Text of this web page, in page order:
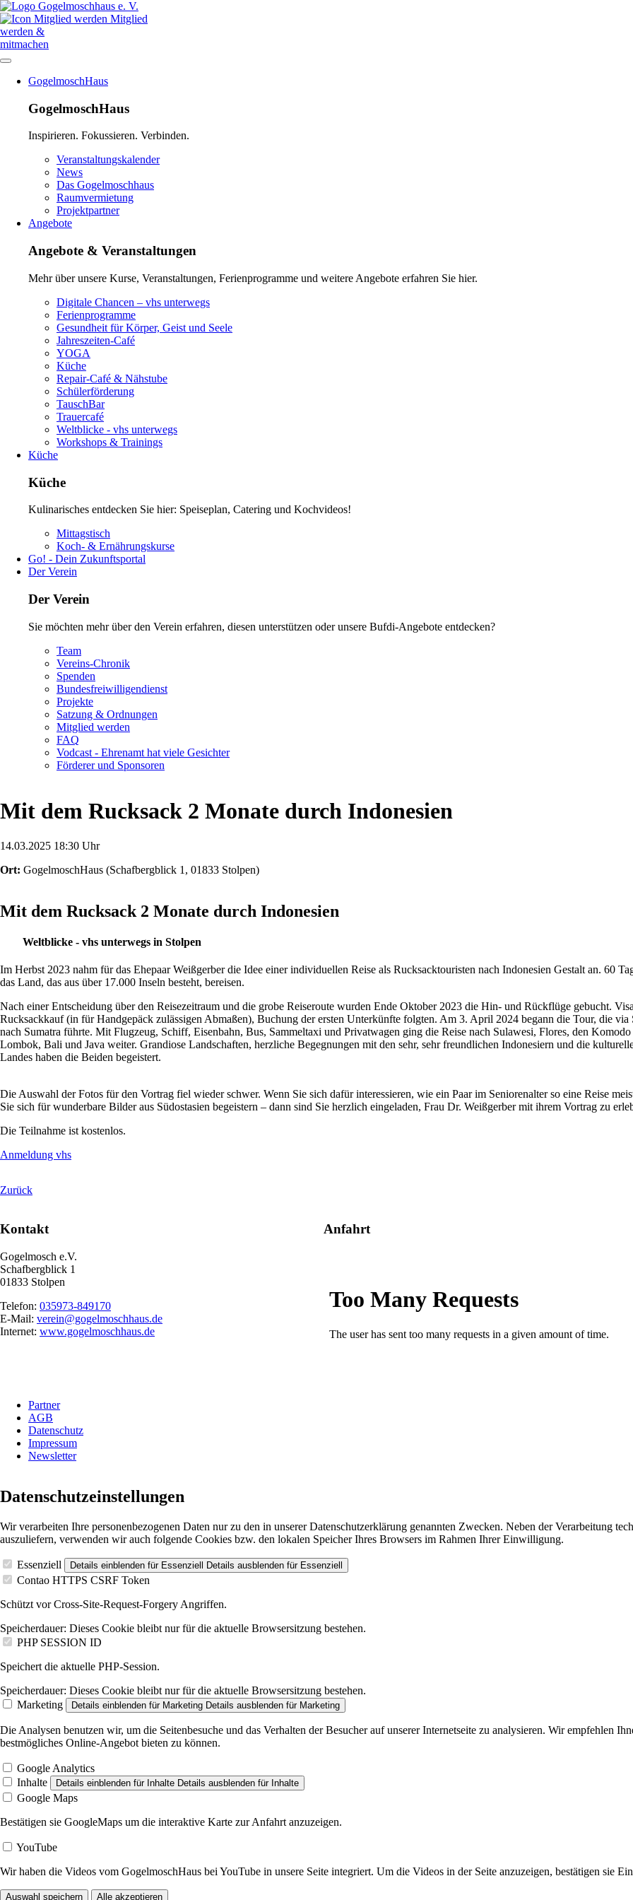
Mitglied
werden &
mitmachen
überspringenGogelmoschHaus
GogelmoschHaus
Inspirieren. Fokussieren. Verbinden.
Navigation
überspringen
Veranstaltungskalender
News
Das Gogelmoschhaus
Raumvermietung
Projektpartner
Angebote
Angebote & Veranstaltungen
Mehr über unsere Kurse, Veranstaltungen, Ferienprogramme und weitere Angebote erfahren Sie hier.
Navigation
überspringen
Digitale Chancen – vhs unterwegs
Ferienprogramme
Gesundheit für Körper, Geist und Seele
Jahreszeiten-Café
YOGA
Küche
Repair-Café & Nähstube
Schülerförderung
TauschBar
Trauercafé
Weltblicke - vhs unterwegs
Workshops & Trainings
Küche
Küche
Kulinarisches entdecken Sie hier: Speiseplan, Catering und Kochvideos!
Navigation
überspringen
Mittagstisch
Koch- & Ernährungskurse
Go! - Dein Zukunftsportal
Der Verein
Der Verein
Sie möchten mehr über den Verein erfahren, diesen unterstützen oder unsere Bufdi-Angebote entdecken?
Navigation
überspringen
Team
Vereins-Chronik
Spenden
Bundesfreiwilligendienst
Projekte
Satzung & Ordnungen
Mitglied werden
FAQ
Vodcast - Ehrenamt hat viele Gesichter
Förderer und Sponsoren
Mit dem Rucksack 2 Monate durch Indonesien
14.03.2025 18:30 Uhr
Ort: GogelmoschHaus (Schafbergblick 1, 01833 Stolpen)
Mit dem Rucksack 2 Monate durch Indonesien
Weltblicke - vhs unterwegs in Stolpen
Im Herbst 2023 nahm für das Ehepaar Weißgerber die Idee einer individuellen Reise als Rucksacktouristen nach Indonesien Gestalt an. 60
das Land, das aus über 17.000 Inseln besteht, bereisen.
Nach einer Entscheidung über den Reisezeitraum und die grobe Reiseroute wurden Ende Oktober 2023 die Hin- und Rückflüge gebucht.
Rucksackkauf (in für Handgepäck zulässigen Abmaßen), Buchung der ersten Unterkünfte folgten. Am 3. April 2024 begann die Tour, die via
nach Sumatra führte. Mit Flugzeug, Schiff, Eisenbahn, Bus, Sammeltaxi und Privatwagen ging die Reise nach Sulawesi, Flores, den
Lombok, Bali und Java weiter. Grandiose Landschaften, herzliche Begegnungen mit den sehr, sehr freundlichen Indonesiern und die
Landes haben die Beiden begeistert.
Die Auswahl der Fotos für den Vortrag fiel wieder schwer. Wenn Sie sich dafür interessieren, wie ein Paar im Seniorenalter so eine Reise
Sie sich für wunderbare Bilder aus Südostasien begeistern – dann sind Sie herzlich eingeladen, Frau Dr. Weißgerber mit ihrem Vortrag zu
Die Teilnahme ist kostenlos.
Anmeldung vhs
Zurück
Kontakt
Gogelmosch e.V.
Schafbergblick 1
01833 Stolpen
Telefon: 035973-849170
E-Mail: verein@gogelmoschhaus.de
Internet: www.gogelmoschhaus.de
überspringen
Partner
AGB
Datenschutz
Impressum
Newsletter
Anfahrt
Datenschutzeinstellungen
Wir verarbeiten Ihre personenbezogenen Daten nur zu den in unserer Datenschutzerklärung genannten Zwecken. Neben der Verarbeitung
auszuliefern, verwenden wir auch folgende Cookies bzw. den lokalen Speicher Ihres Browsers im Rahmen Ihrer Einwilligung.
Essenziell Details einblenden für Essenziell Details ausblenden für Essenziell
Contao HTTPS CSRF Token
Schützt vor Cross-Site-Request-Forgery Angriffen.
Speicherdauer: Dieses Cookie bleibt nur für die aktuelle Browsersitzung bestehen.
PHP SESSION ID
Speichert die aktuelle PHP-Session.
Speicherdauer: Dieses Cookie bleibt nur für die aktuelle Browsersitzung bestehen.
Marketing
Details einblenden für Marketing Details ausblenden für Marketing
Die Analysen benutzen wir, um die Seitenbesuche und das Verhalten der Besucher auf unserer Internetseite zu analysieren. Wir empfehlen
bestmögliches Online-Angebot bieten zu können.
Google Analytics
Inhalte
Details einblenden für Inhalte Details ausblenden für Inhalte
Google Maps
Bestätigen sie GoogleMaps um die interaktive Karte zur Anfahrt anzuzeigen.
YouTube
Wir haben die Videos vom GogelmoschHaus bei YouTube in unsere Seite integriert. Um die Videos in der Seite anzuzeigen, bestätigen sie
Auswahl speichern Alle akzeptieren